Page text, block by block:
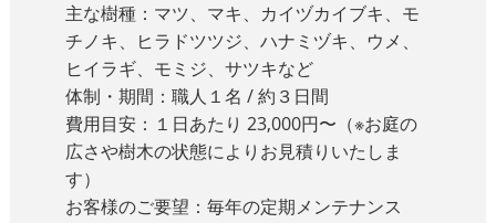
主な樹種：マツ、マキ、カイヅカイブキ、モ
チノキ、ヒラドツツジ、ハナミヅキ、ウメ、
ヒイラギ、モミジ、サツキなど
体制・期間：職人１名 / 約３日間
費用目安：１日あたり 23,000円〜（※お庭の
広さや樹木の状態によりお見積りいたしま
す）
お客様のご要望：毎年の定期メンテナンス